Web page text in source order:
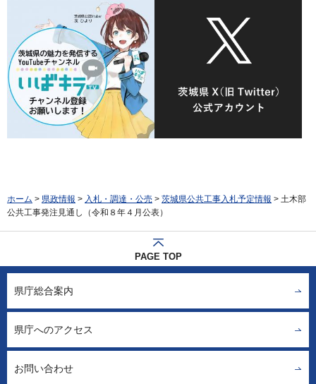
ホーム > 県政情報 > 入札・調達・公売 > 茨城県公共工事入札予定情報 > 土木部
公共工事発注見通し（令和８年４月公表）
PAGE TOP
県庁総合案内
県庁へのアクセス
お問い合わせ